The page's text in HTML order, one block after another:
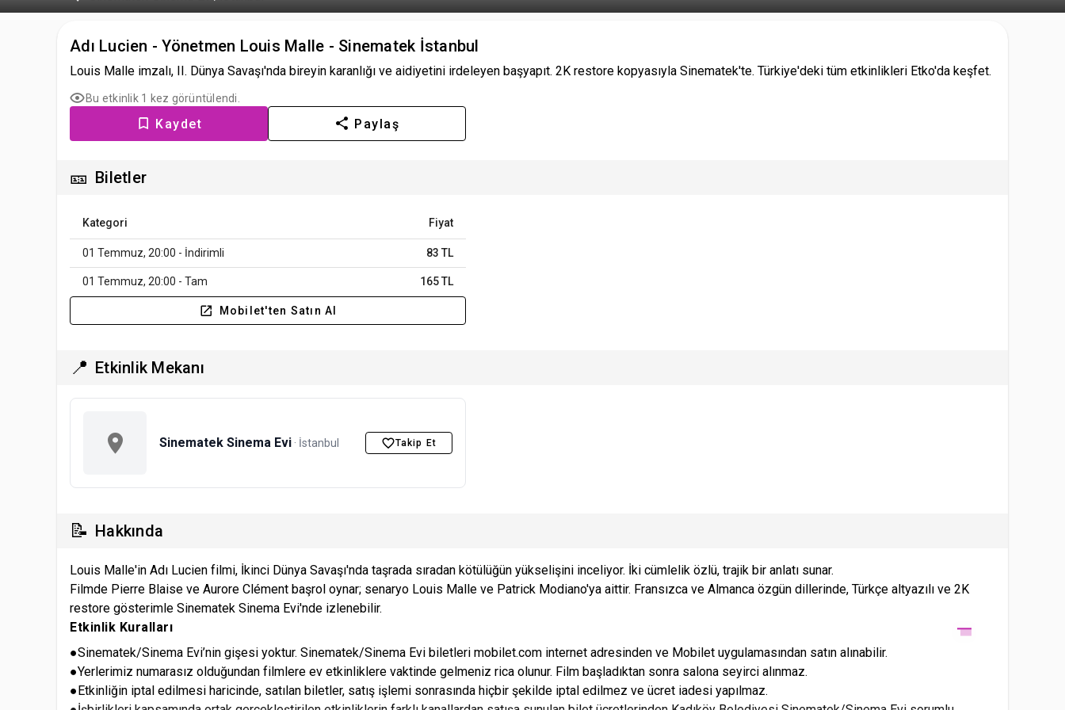
Adı Lucien - Yönetmen Louis Malle - Sinematek İstanbul
Louis Malle imzalı, II. Dünya Savaşı'nda bireyin karanlığı ve aidiyetini irdeleyen başyapıt. 2K restore kopyasıyla Sinematek'te. Türkiye'deki tüm etkinlikleri Etko'da keşfet.
Bu etkinlik 1 kez görüntülendi.
Kaydet Paylaş
🎫 Biletler
Kategori Fiyat
01 Temmuz, 20:00 - İndirimli 83 TL
01 Temmuz, 20:00 - Tam 165 TL
Mobilet'ten Satın Al
📍 Etkinlik Mekanı
Sinematek Sinema Evi · İstanbul Takip Et
📝 Hakkında
Louis Malle'in Adı Lucien filmi, İkinci Dünya Savaşı'nda taşrada sıradan kötülüğün yükselişini inceliyor. İki cümlelik özlü, trajik bir anlatı sunar.
Filmde Pierre Blaise ve Aurore Clément başrol oynar; senaryo Louis Malle ve Patrick Modiano'ya aittir. Fransızca ve Almanca özgün dillerinde, Türkçe altyazılı ve 2K
restore gösterimle Sinematek Sinema Evi'nde izlenebilir.
Etkinlik Kuralları
●Sinematek/Sinema Evi’nin gişesi yoktur. Sinematek/Sinema Evi biletleri mobilet.com internet adresinden ve Mobilet uygulamasından satın alınabilir.
●Yerlerimiz numarasız olduğundan filmlere ev etkinliklere vaktinde gelmeniz rica olunur. Film başladıktan sonra salona seyirci alınmaz.
●Etkinliğin iptal edilmesi haricinde, satılan biletler, satış işlemi sonrasında hiçbir şekilde iptal edilmez ve ücret iadesi yapılmaz.